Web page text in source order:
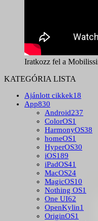
Iratkozz fel a
KATEGÓRIA LISTA
Ajánlott cikkek18
App830
Android237
ColorOS1
HarmonyOS38
homeOS1
HyperOS30
iOS189
iPadOS41
MacOS24
MagicOS10
Nothing OS1
One UI62
OpenKylin1
OriginOS1